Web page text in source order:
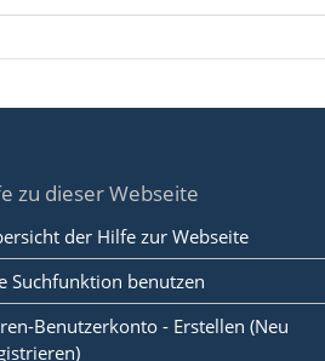
zu dieser Webseite
der Hilfe zur Webseite
Suchfunktion benutzen
Benutzerkonto - Erstellen (Neu